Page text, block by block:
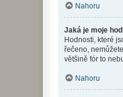
Nahoru
Jaká je moje
Hodnosti, které
řečeno,
většině fór to
Nahoru